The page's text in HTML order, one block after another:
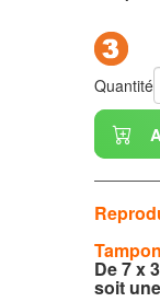
Quantité
De 7 x
soit